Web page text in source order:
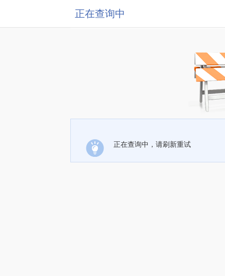
正在查询中
正在查询中，请刷新重试